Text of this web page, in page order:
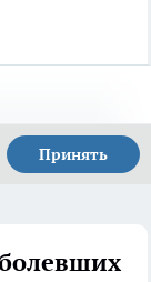
Принять